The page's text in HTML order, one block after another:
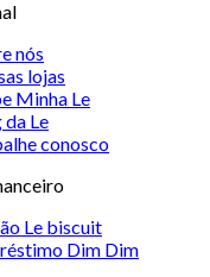
nós
lojas
Minha Le
da Le
conosco
Le biscuit
Dim Dim